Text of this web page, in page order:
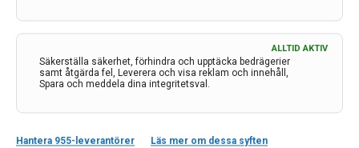
Säkerställa säkerhet, förhindra och upptäcka bedrägerier
samt åtgärda fel, Leverera och visa reklam och innehåll,
Spara och meddela dina integritetsval.
ALLTID AKTIV
Hantera 955-leverantörer Läs mer om dessa syften
upptäcka Parkinsons och cancer i
tidigare skede
2 dec 2022